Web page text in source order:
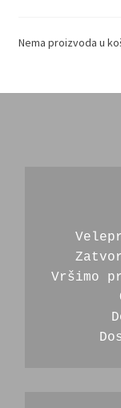
Nema proizvoda u
Vršimo